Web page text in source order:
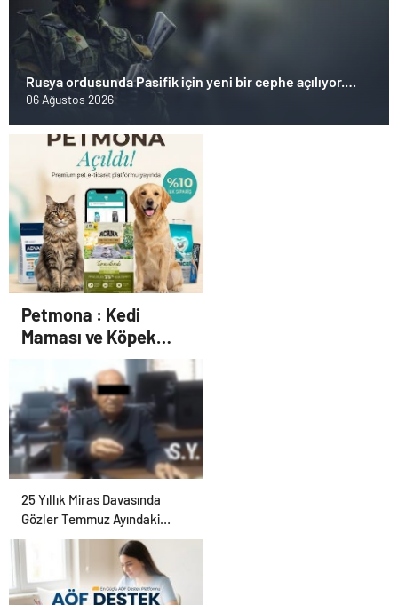
Rusya ordusunda Pasifik için yeni bir cephe açılıyor.
Çin’in ilk tepkisi!
06 Ağustos 2026
Petmona : Kedi
Maması ve Köpek
Maması İle Tüm Evcil
Hayvan Ürünleri
25 Yıllık Miras Davasında
Gözler Temmuz Ayındaki
Karar Duruşmasına Çevrildi